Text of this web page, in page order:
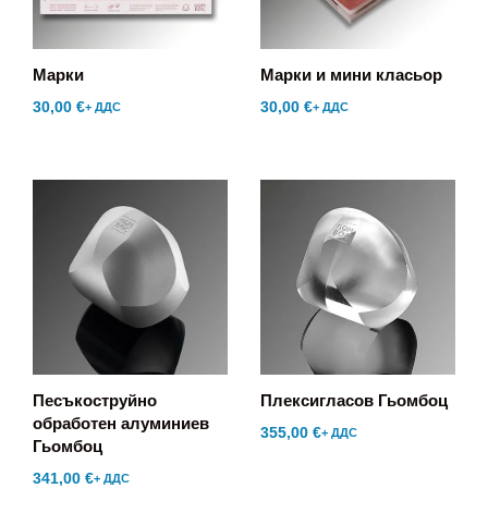
Марки
30,00 €+ ДДС
Марки и мини класьор
30,00 €+ ДДС
Песъкоструйно
обработен алуминиев
Гьомбоц
341,00 €+ ДДС
Плексигласов Гьомбоц
355,00 €+ ДДС